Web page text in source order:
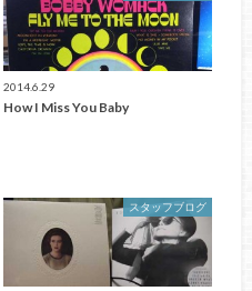
2014.6.29
How I Miss You Baby
スタッフブログ